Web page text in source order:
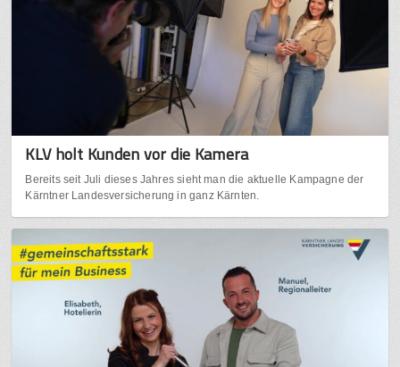
KLV holt Kunden vor die Kamera
Bereits seit Juli dieses Jahres sieht man die aktuelle Kampagne der
Kärntner Landesversicherung in ganz Kärnten.